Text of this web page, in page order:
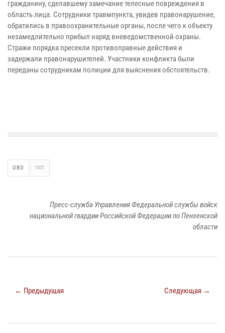
гражданину, сделавшему замечание телесные повреждения в
область лица. Сотрудники травмпункта, увидев правонарушение,
обратились в правоохранительные органы, после чего к объекту
незамедлительно прибыл наряд вневедомственной охраны.
Стражи порядка пресекли противоправные действия и
задержали правонарушителей. Участники конфликта были
переданы сотрудникам полиции для выяснения обстоятельств.
ОВО 1931
Пресс-служба Управления Федеральной службы войск
национальной гвардии Российской Федерации по Пензенской
области
← Предыдущая Следующая →